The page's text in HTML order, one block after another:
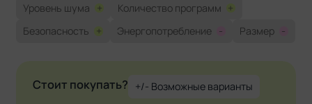
Уровень шума + Количество программ +
Безопасность + Энергопотребление - Размер -
Стоит покупать? +/- Возможные варианты